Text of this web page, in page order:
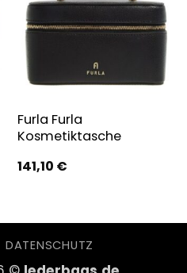
Furla Furla
Kosmetiktasche
141,10 €
DATENSCHUTZ